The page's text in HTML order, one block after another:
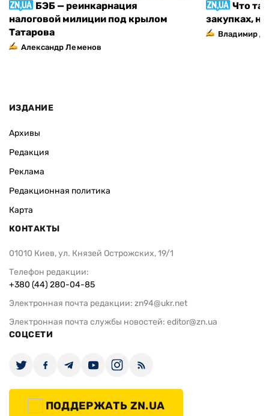
БЭБ — реинкарнация
налоговой милиции под крылом
Татарова
Александр Леменов
Что
закупках,
Владимир
ИЗДАНИЕ
Архивы
Редакция
Реклама
Редакционная политика
Карта
КОНТАКТЫ
01010 Киев, ул. Князей Острожских, 19/1
Телефон редакции:
+380 (44) 280-04-85
Электронная почта редакции: zn94@ukr.net
Электронная почта службы новостей: editor@zn.ua
СОЦСЕТИ
ПОДДЕРЖАТЬ ZN.UA